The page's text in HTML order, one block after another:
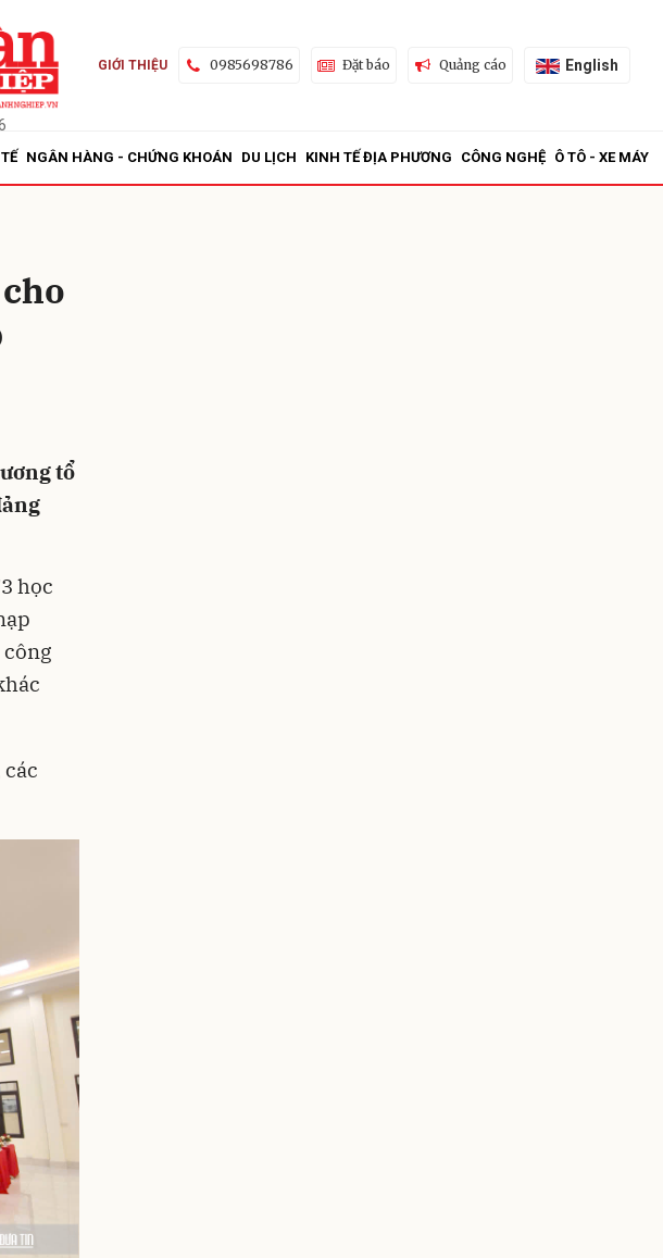
GIỚI THIỆU 0985698786 Đặt báo Quảng cáo English
NGÂN HÀNG - CHỨNG KHOÁN DU LỊCH KINH TẾ ĐỊA PHƯƠNG CÔNG NGHỆ Ô TÔ - XE MÁY
tổ
học